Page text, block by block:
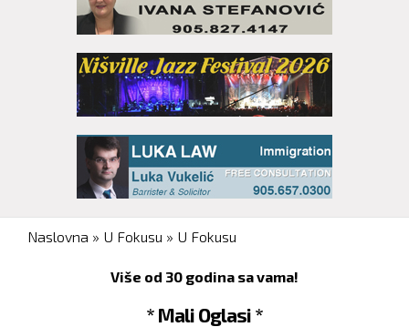
You are here
Naslovna » U Fokusu » U Fokusu
Više od 30 godina sa vama!
* Mali Oglasi *